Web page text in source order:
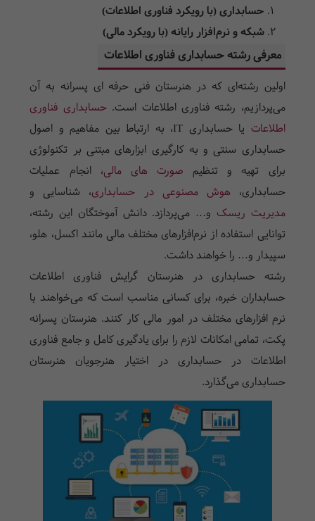
حسابداری (با رویکرد فناوری اطلاعات)
شبکه و نرم‌افزار رایانه (با رویکرد مالی)
معرفی رشته حسابداری فناوری اطلاعات
اولین رشته‌ای که در هنرستان فنی حرفه ای پسرانه به آن
می‌پردازیم، رشته فناوری اطلاعات است.حسابداری فناوری
اطلاعات
یا حسابداری IT، به ارتباط بین مفاهیم و اصول
حسابداری سنتی و به کارگیری ابزارهای مبتنی بر تکنولوژی
برای تهیه و تنظیم صورت های مالی، انجام عملیات
حسابداری، هوش مصنوعی در حسابداری، شناسایی و
مدیریت ریسک و… می‌پردازد. دانش آموختگان این رشته،
توانایی استفاده از نرم‌افزارهای مختلف مالی مانند اکسل، هلو،
سپیدار و… را خواهند داشت.
رشته حسابداری در هنرستان گرایش فناوری اطلاعات
حسابداران خبره، برای کسانی مناسب است که می‌خواهند با
نرم افزارهای مختلف در امور مالی کار کنند. هنرستان پسرانه
پکت، تمامی امکانات لازم را برای یادگیری کامل و جامع فناوری
اطلاعات در حسابداری در اختیار هنرجویان هنرستان
حسابداریمی‌گذارد.